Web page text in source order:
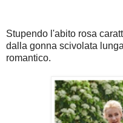
Stupendo l'abito rosa
dalla gonna scivolata
romantico.